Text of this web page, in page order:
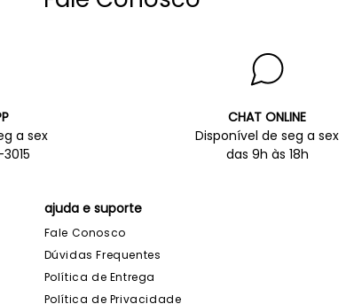
a sex
CHAT ONLINE
Disponível de seg a sex
das 9h às 18h
ajuda e suporte
Fale Conosco
Dúvidas Frequentes
Política de Entrega
Política de Privacidade